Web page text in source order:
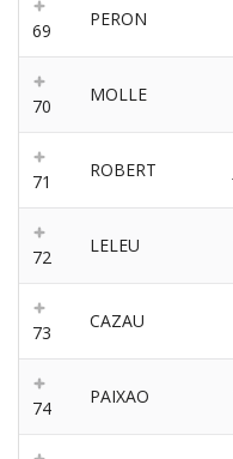
69
PERON
70
MOLLE
71
ROBERT
72
LELEU
73
CAZAU
74
PAIXAO